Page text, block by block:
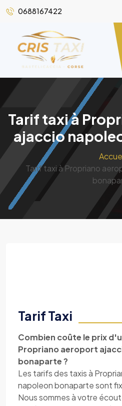
0688167422
Tarif taxi à
ajaccio
Tarif taxi à Propriano
Tarif Taxi
Combien coûte le prix
Propriano aeroport
bonaparte ?
Les tarifs des taxis à
napoleon bonaparte sont
Nous sommes à votre